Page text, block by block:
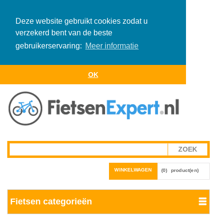
Deze website gebruikt cookies zodat u
verzekerd bent van de beste
gebruikerservaring: Meer informatie
OK
WINKELWAGEN (0) product(en)
Fietsen categorieën